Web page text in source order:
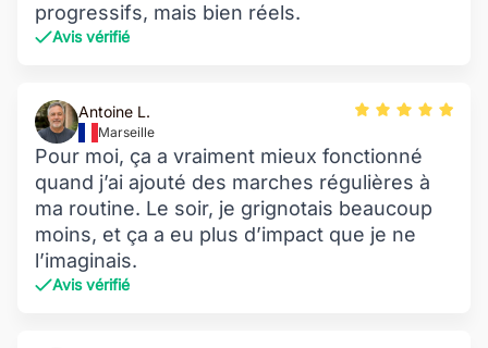
progressifs, mais bien réels.
Avis vérifié
Antoine L.
Marseille
Pour moi, ça a vraiment mieux fonctionné
quand j’ai ajouté des marches régulières à
ma routine. Le soir, je grignotais beaucoup
moins, et ça a eu plus d’impact que je ne
l’imaginais.
Avis vérifié